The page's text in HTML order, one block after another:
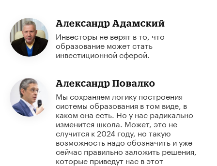
Александр Адамский
Инвесторы не верят в то, что
образование может стать
инвестиционной сферой.
Александр Повалко
Мы сохраняем логику построения
системы образования в том виде, в
каком она есть. Но у нас радикально
изменится школа. Может, это не
случится к 2024 году, но такую
возможность надо обозначить и уже
сейчас правильно заложить решения,
которые приведут нас в этот